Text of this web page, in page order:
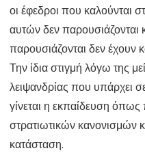
οι έφεδροι που καλούνται
αυτών δεν παρουσιάζονται
παρουσιάζονται δεν έχουν
Την ίδια στιγμή λόγω της
λειψανδρίας που υπάρχει
γίνεται η εκπαίδευση
στρατιωτικών κανονισμών
κατάσταση.